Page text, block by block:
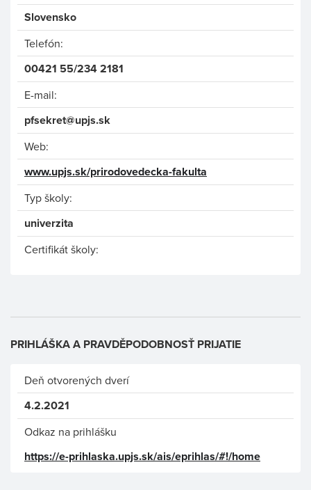
Slovensko
Telefón:
00421 55/234 2181
E-mail:
pfsekret@upjs.sk
Web:
www.upjs.sk/prirodovedecka-fakulta
Typ školy:
univerzita
Certifikát školy:
PRIHLÁŠKA A PRAVDĚPODOBNOSŤ PRIJATIE
Deň otvorených dverí
4.2.2021
Odkaz na prihlášku
https://e-prihlaska.upjs.sk/ais/eprihlas/#!/home